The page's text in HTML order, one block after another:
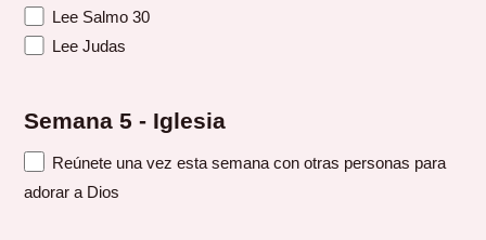
Lee Salmo 30
Lee Judas
Semana 5 - Iglesia
Reúnete una vez esta semana con otras personas para
adorar a Dios